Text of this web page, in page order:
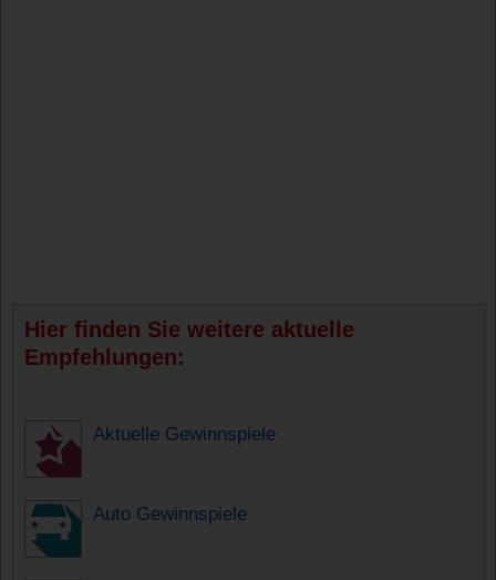
Hier finden Sie weitere aktuelle
Empfehlungen:
Aktuelle Gewinnspiele
Auto Gewinnspiele